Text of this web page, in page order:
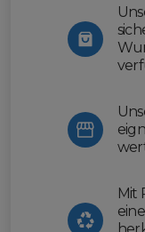
Mit